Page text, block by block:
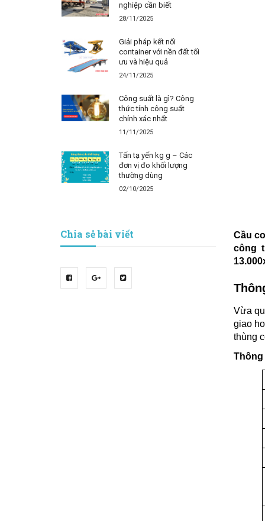
nghiệp cần biết
28/11/2025
Giải pháp kết nối
container với nền đất tối
ưu và hiệu quả
24/11/2025
Công suất là gì? Công
thức tính công suất
chính xác nhất
11/11/2025
Tấn tạ yến kg g – Các
đơn vị đo khối lượng
thường dùng
02/10/2025
Chia sẻ bài viết
Cầu
công
Vừa
giao
thùng
Thông